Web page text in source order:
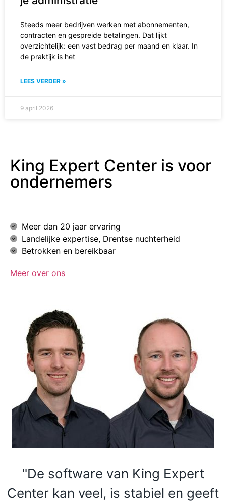
Steeds meer bedrijven werken met abonnementen,
contracten en gespreide betalingen. Dat lijkt
overzichtelijk: een vast bedrag per maand en klaar. In
de praktijk is het
LEES VERDER »
9 april 2026
King Expert Center is voor
ondernemers
Meer dan 20 jaar ervaring
Landelijke expertise, Drentse nuchterheid
Betrokken en bereikbaar
Meer over ons
"De software van King Expert
Center kan veel, is stabiel en geeft